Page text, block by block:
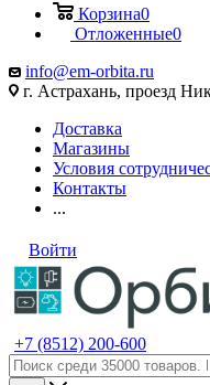
Корзина0
Отложенные0
info@em-orbita.ru
г. Астрахань, проезд
Доставка
Магазины
Условия
Контакты
...
Войти
+7 (8512) 200-600